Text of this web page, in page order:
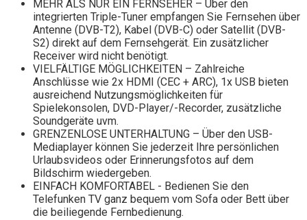
MEHR ALS NUR EIN FERNSEHER – Über den
integrierten Triple-Tuner empfangen Sie Fernsehen über
Antenne (DVB-T2), Kabel (DVB-C) oder Satellit (DVB-
S2) direkt auf dem Fernsehgerät. Ein zusätzlicher
Receiver wird nicht benötigt.
VIELFÄLTIGE MÖGLICHKEITEN – Zahlreiche
Anschlüsse wie 2x HDMI (CEC + ARC), 1x USB bieten
ausreichend Nutzungsmöglichkeiten für
Spielekonsolen, DVD-Player/-Recorder, zusätzliche
Soundgeräte uvm.
GRENZENLOSE UNTERHALTUNG – Über den USB-
Mediaplayer können Sie jederzeit Ihre persönlichen
Urlaubsvideos oder Erinnerungsfotos auf dem
Bildschirm wiedergeben.
EINFACH KOMFORTABEL - Bedienen Sie den
Telefunken TV ganz bequem vom Sofa oder Bett über
die beiliegende Fernbedienung.